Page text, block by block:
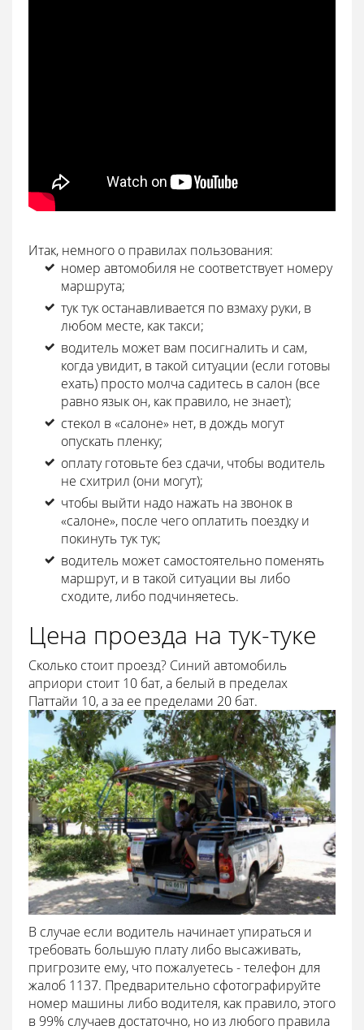
Итак, немного о правилах пользования:
номер автомобиля не соответствует номеру
маршрута;
тук тук останавливается по взмаху руки, в
любом месте, как такси;
водитель может вам посигналить и сам,
когда увидит, в такой ситуации (если готовы
ехать) просто молча садитесь в салон (все
равно язык он, как правило, не знает);
стекол в «салоне» нет, в дождь могут
опускать пленку;
оплату готовьте без сдачи, чтобы водитель
не схитрил (они могут);
чтобы выйти надо нажать на звонок в
«салоне», после чего оплатить поездку и
покинуть тук тук;
водитель может самостоятельно поменять
маршрут, и в такой ситуации вы либо
сходите, либо подчиняетесь.
Цена проезда на тук-туке
Сколько стоит проезд? Синий автомобиль
априори стоит 10 бат, а белый в пределах
Паттайи 10, а за ее пределами 20 бат.
В случае если водитель начинает упираться и
требовать большую плату либо высаживать,
пригрозите ему, что пожалуетесь - телефон для
жалоб 1137. Предварительно сфотографируйте
номер машины либо водителя, как правило, этого
в 99% случаев достаточно, но из любого правила